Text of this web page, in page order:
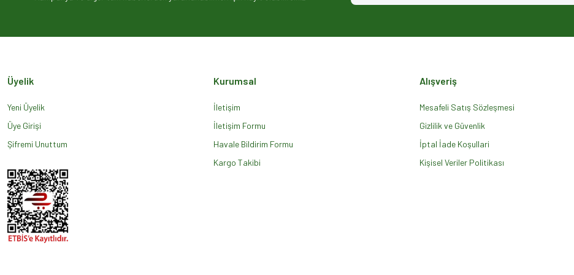
Ürün açıklamasında eksik bilgiler bulunuyor.
Gönder
Üyelik
Yeni Üyelik
Üye Girişi
Şifremi Unuttum
Kurumsal
İletişim
İletişim Formu
Havale Bildirim Formu
Kargo Takibi
Alışveriş
Mesafeli Satış Sözleşmesi
Gizlilik ve Güvenlik
İptal İade Koşullari
Kişisel Veriler Politikası